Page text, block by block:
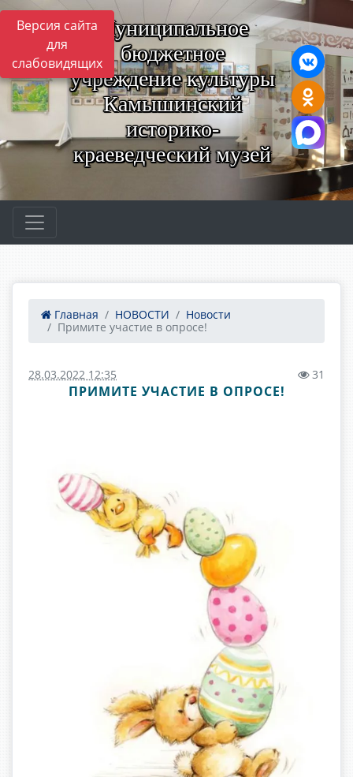
Версия сайта
для
слабовидящих
Муниципальное
бюджетное
учреждение культуры
Камышинский
историко-
краеведческий музей
Главная НОВОСТИ
Новости
Примите участие в опросе!
28.03.2022 12:35 31
ПРИМИТЕ УЧАСТИЕ В ОПРОСЕ!